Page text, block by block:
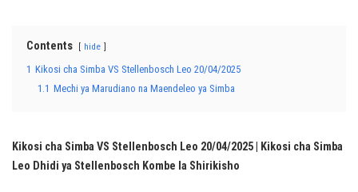
Contents hide
1 Kikosi cha Simba VS Stellenbosch Leo 20/04/2025
1.1 Mechi ya Marudiano na Maendeleo ya Simba
Kikosi cha Simba VS Stellenbosch Leo 20/04/2025 | Kikosi cha Simba
Leo Dhidi ya Stellenbosch Kombe la Shirikisho